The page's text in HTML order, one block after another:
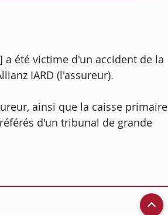
a été victime d'un accident de la
IARD (l'assureur).
ainsi que la caisse primaire
d'un tribunal de grande